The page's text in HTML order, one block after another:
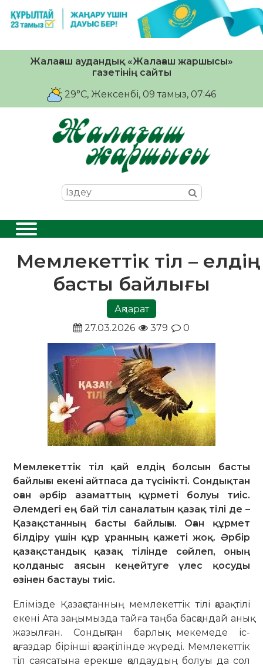
Жалағаш аудандық «Жалағаш жаршысы»
газетінің сайты
29°C, Жексенбі, 09 тамыз, 07:46
Мемлекеттік тіл – елдің
басты байлығы
Ақпарат
27.03.2026
379 0
Мемлекеттік тіл қай елдің болсын басты
байлығы екені айтпаса да түсінікті. Сондықтан
оған әрбір азаматтың құрметі болуы тиіс.
Әлемдегі ең бай тіл саналатын қазақ тілі де –
Қазақстанның басты байлығы. Оған құрмет
білдіру үшін құр ұранның қажеті жоқ. Әрбір
қазақстандық қазақ тілінде сөйлеп, оның
қолданыс аясын кеңейтуге үлес қосуды
өзінен бастауы тиіс.
Елімізде Қазақстанның мемлекеттік тілі қазақ тілі
екені Ата заңымызда тайға таңба басқандай анық
жазылған. Сондықтан барлық мекемеде іс-
қағаздар бірінші қазақ тілінде жүреді. Мемлекеттік
тіл саясатына ерекше қолдаудың болуы да сол